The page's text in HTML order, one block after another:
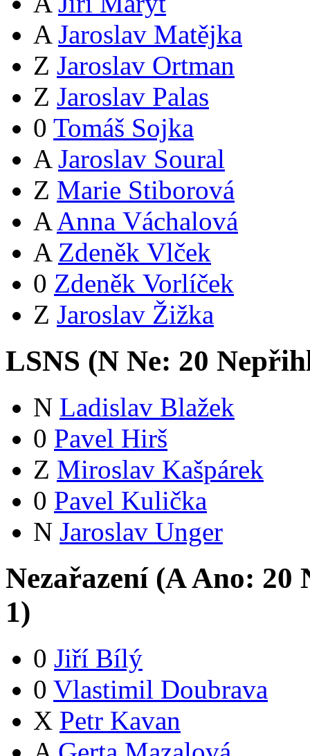
A Jaroslav Matějka
Z Jaroslav Ortman
Z Jaroslav Palas
0 Tomáš Sojka
A Jaroslav Soural
Z Marie Stiborová
A Anna Váchalová
A Zdeněk Vlček
0 Zdeněk Vorlíček
Z Jaroslav Žižka
LSNS (N Ne: 20
N Ladislav Blažek
0 Pavel Hirš
Z Miroslav Kašpárek
0 Pavel Kulička
N Jaroslav Unger
Nezařazení (AAno: 20
1)
0 Jiří Bílý
0 Vlastimil Doubrava
X Petr Kavan